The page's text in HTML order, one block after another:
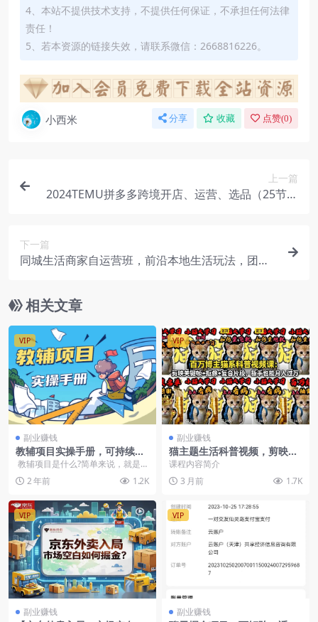
4、本站不提供技术支持，不提供任何保证，不承担任何法律
责任！
5、若本资源的链接失效，请联系微信：2668816226。
小西米 分享 收藏 点赞(0)
上一篇
2024TEMU拼多多跨境开店、运营、选品（25节视
下一篇
同城生活商家自运营班，前沿本地生活玩法，团购
相关文章
VIP
副业赚钱
教辅项目实操手册，可持续可
放大【飞书教程】
教辅项目是什么?简单来说，就是卖
小学1-6年级的各种学习资料，以及
初...2 年前 1.2K
VIP
副业赚钱
猫主题生活科普视频，剪映实
操+配音字幕，抖音副业月入
课程内容简介
3 月前
1.7K
VIP
副业赚钱
VIP
副业赚钱